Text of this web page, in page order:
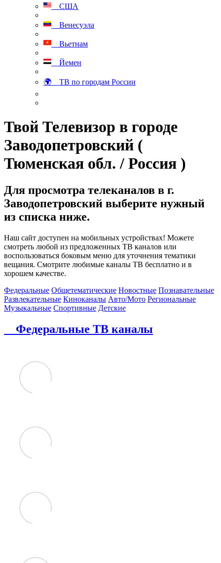
США
Венесуэла
Вьетнам
Йемен
🌍 ТВ по городам России
Твой Телевизор в городе
Заводопетровский (
Тюменская обл. / Россия )
Для просмотра телеканалов в г.
Заводопетровский выберите нужный
из списка ниже.
Наш сайт доступен на мобильных устройствах! Можете
смотреть любой из предложенных ТВ каналов или
воспользоваться боковым меню для уточнения тематики
вещания. Смотрите любимые каналы ТВ бесплатно и в
хорошем качестве.
Федеральные Общетематические Новостные Познавательные
Развлекательные Киноканалы Авто/Мото Региональные
Музыкальные Спортивные Детские
Федеральные ТВ каналы